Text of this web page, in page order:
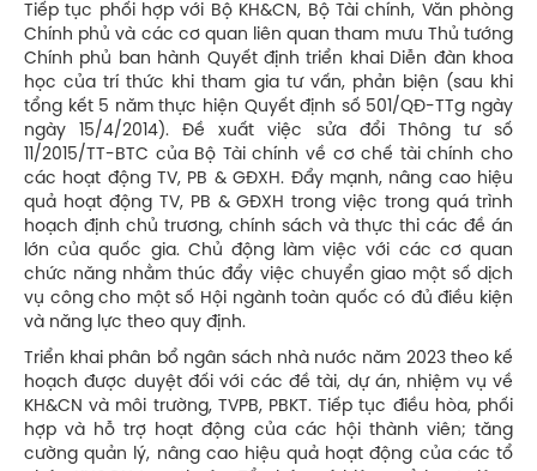
Tiếp tục phối hợp với Bộ KH&CN, Bộ Tài chính, Văn phòng
Chính phủ và các cơ quan liên quan tham mưu Thủ tướng
Chính phủ ban hành Quyết định triển khai Diễn đàn khoa
học của trí thức khi tham gia tư vấn, phản biện (sau khi
tổng kết 5 năm thực hiện Quyết định số 501/QĐ-TTg ngày
ngày 15/4/2014). Đề xuất việc sửa đổi Thông tư số
11/2015/TT-BTC của Bộ Tài chính về cơ chế tài chính cho
các hoạt động TV, PB & GĐXH. Đẩy mạnh, nâng cao hiệu
quả hoạt động TV, PB & GĐXH trong việc trong quá trình
hoạch định chủ trương, chính sách và thực thi các đề án
lớn của quốc gia. Chủ động làm việc với các cơ quan
chức năng nhằm thúc đẩy việc chuyển giao một số dịch
vụ công cho một số Hội ngành toàn quốc có đủ điều kiện
và năng lực theo quy định.
Triển khai phân bổ ngân sách nhà nước năm 2023 theo kế
hoạch được duyệt đối với các đề tài, dự án, nhiệm vụ về
KH&CN và môi trường, TVPB, PBKT. Tiếp tục điều hòa, phối
hợp và hỗ trợ hoạt động của các hội thành viên; tăng
cường quản lý, nâng cao hiệu quả hoạt động của các tổ